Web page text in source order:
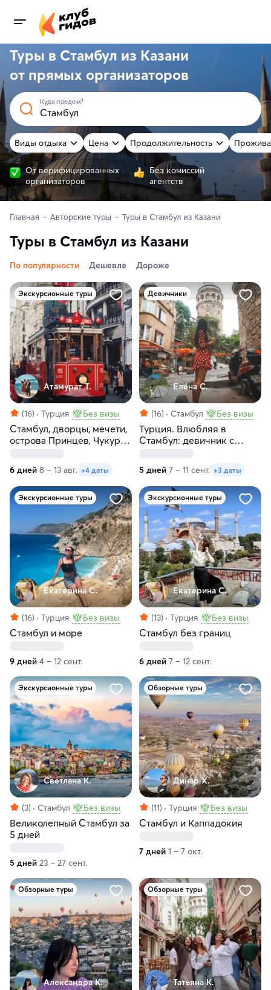
Туры в Стамбул из Казани
от прямых организаторов
Куда поедем?
Виды отдыха Цена Продолжительность
От верифицированных
организаторов
Без комиссий
агентств
Главная Авторские туры Туры в Стамбул из Казани
Туры в Стамбул из Казани
По популярности Дешевле Дороже
Экскурсионные туры
Атамурат Т.
(16) Турция Без визы
Стамбул, дворцы, мечети,
острова Принцев, Чукур
6 дней 8 – 13 авг. +4 даты
Девичники
Елена С.
(16) Стамбул Без визы
Турция. Влюбляя в
Стамбул: девичник с
5 дней 7 – 11 сент. +3 даты
Экскурсионные туры
Екатерина С.
(16) Турция Без визы
Стамбул и море
9 дней 4 – 12 сент.
Экскурсионные туры
Екатерина С.
(13) Турция Без визы
Стамбул без границ
6 дней 7 – 12 сент.
Экскурсионные туры
Светлана К.
(3) Стамбул Без визы
Великолепный Стамбул за
5 дней
5 дней 23 – 27 сент.
Обзорные туры
Динар Х.
(11) Турция Без визы
Стамбул и Каппадокия
7 дней 1 – 7 окт.
Обзорные туры
Александра К.
Обзорные туры
Татьяна К.